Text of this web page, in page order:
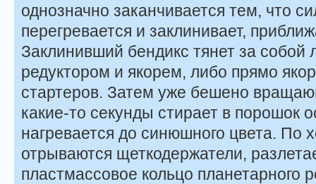
однозначно заканчивается тем, что
перегревается и заклинивает,
Заклинивший бендикс тянет за
редуктором и якорем, либо прямо
стартеров. Затем уже бешено
какие-то секунды стирает в порошок
нагревается до синюшного цвета. По
отрываются щеткодержатели,
пластмассовое кольцо планетарного